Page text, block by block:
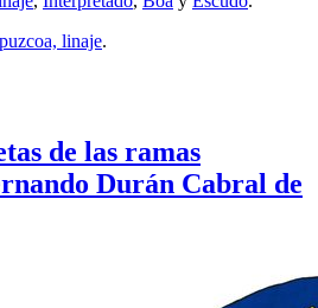
linaje.
de las ramas
Durán Cabral de